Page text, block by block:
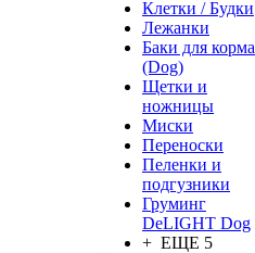
Клетки / Будки
Лежанки
Баки для корма
(Dog)
Щетки и
ножницы
Миски
Переноски
Пеленки и
подгузники
Груминг
DeLIGHT Dog
+ ЕЩЕ 5